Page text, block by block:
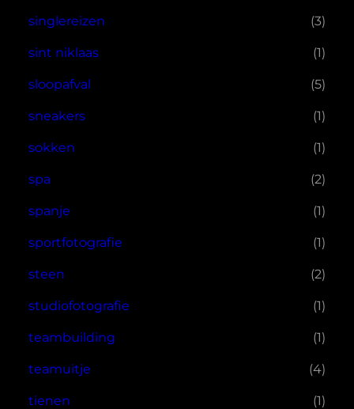
singlereizen (3)
sint niklaas (1)
sloopafval (5)
sneakers (1)
sokken (1)
spa (2)
spanje (1)
sportfotografie (1)
steen (2)
studiofotografie (1)
teambuilding (1)
teamuitje (4)
tienen (1)